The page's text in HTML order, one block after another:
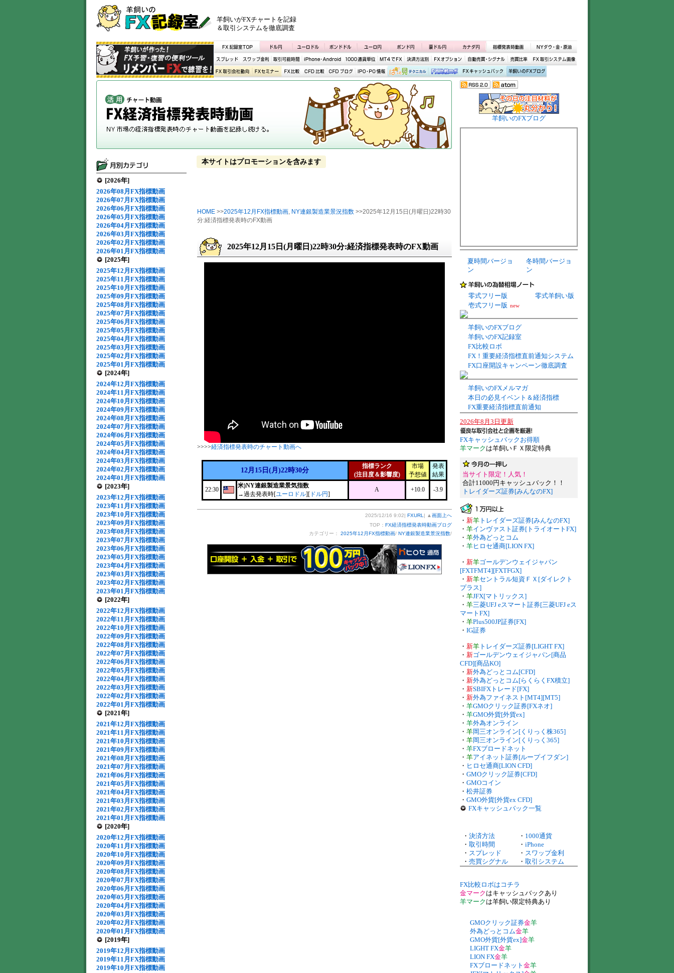
羊飼いがFXチャートを記録
＆取引システムを徹底調査
[2026年]
2026年08月FX指標動画
2026年07月FX指標動画
2026年06月FX指標動画
2026年05月FX指標動画
2026年04月FX指標動画
2026年03月FX指標動画
2026年02月FX指標動画
2026年01月FX指標動画
[2025年]
2025年12月FX指標動画
2025年11月FX指標動画
2025年10月FX指標動画
2025年09月FX指標動画
2025年08月FX指標動画
2025年07月FX指標動画
2025年06月FX指標動画
2025年05月FX指標動画
2025年04月FX指標動画
2025年03月FX指標動画
2025年02月FX指標動画
2025年01月FX指標動画
[2024年]
2024年12月FX指標動画
2024年11月FX指標動画
2024年10月FX指標動画
2024年09月FX指標動画
2024年08月FX指標動画
2024年07月FX指標動画
2024年06月FX指標動画
2024年05月FX指標動画
2024年04月FX指標動画
2024年03月FX指標動画
2024年02月FX指標動画
2024年01月FX指標動画
[2023年]
2023年12月FX指標動画
2023年11月FX指標動画
2023年10月FX指標動画
2023年09月FX指標動画
2023年08月FX指標動画
2023年07月FX指標動画
2023年06月FX指標動画
2023年05月FX指標動画
2023年04月FX指標動画
2023年03月FX指標動画
2023年02月FX指標動画
2023年01月FX指標動画
[2022年]
2022年12月FX指標動画
2022年11月FX指標動画
2022年10月FX指標動画
2022年09月FX指標動画
2022年08月FX指標動画
2022年07月FX指標動画
2022年06月FX指標動画
2022年05月FX指標動画
2022年04月FX指標動画
2022年03月FX指標動画
2022年02月FX指標動画
2022年01月FX指標動画
[2021年]
2021年12月FX指標動画
2021年11月FX指標動画
2021年10月FX指標動画
2021年09月FX指標動画
2021年08月FX指標動画
2021年07月FX指標動画
2021年06月FX指標動画
2021年05月FX指標動画
2021年04月FX指標動画
2021年03月FX指標動画
2021年02月FX指標動画
2021年01月FX指標動画
[2020年]
2020年12月FX指標動画
2020年11月FX指標動画
2020年10月FX指標動画
2020年09月FX指標動画
2020年08月FX指標動画
2020年07月FX指標動画
2020年06月FX指標動画
2020年05月FX指標動画
2020年04月FX指標動画
2020年03月FX指標動画
2020年02月FX指標動画
2020年01月FX指標動画
[2019年]
2019年12月FX指標動画
2019年11月FX指標動画
2019年10月FX指標動画
本サイトはプロモーションを含みます
HOME >>2025年12月FX指標動画, NY連銀製造業景況指数 >>2025年12月15日(月曜日)22時30
分:経済指標発表時のFX動画
2025年12月15日(月曜日)22時30分:経済指標発表時のFX動画
>>>>経済指標発表時のチャート動画へ
12月15日(月)22時30分
指標ランク
(注目度＆影響度)
市場
予想値
発表
結果
22:30
米)NY連銀製造業景気指数
→過去発表時[ユーロドル][ ドル円]
A +10.0 -3.9
2025/12/16 9:02| FXURL | ▲ 画面上へ
TOP： FX経済指標発表時動画ブログ
カテゴリー： 2025年12月FX指標動画/ NY連銀製造業景況指数/
羊飼いのFXブログ
夏時間バージョ
ン
冬時間バージョ
ン
零式フリー版
零式羊飼い版
壱式フリー版 new
羊飼いのFXブログ
羊飼いのFX記録室
FX比較ロボ
FX！重要経済指標直前通知システム
FX口座開設キャンペーン徹底調査
羊飼いのFXメルマガ
本日の必見イベント＆経済指標
FX重要経済指標直前通知
2026年8月3日更新
FXキャッシュバックお得順
羊マーク は羊飼いＦＸ限定特典
当サイト限定！人気！
合計11000円キャッシュバック！！
トレイダーズ証券[みんなのFX]
・ 新羊 トレイダーズ証券[みんなのFX]
・ 羊インヴァスト証券[トライオートFX]
・ 羊外為どっとコム
・ 羊ヒロセ通商[LION FX]
・ 新羊ゴールデンウェイジャパン
[FXTFMT4][FXTFGX]
・ 新羊セントラル短資ＦＸ[ダイレクト
プラス]
・ 羊JFX[マトリックス]
・ 羊三菱UFJ eスマート証券[三菱UFJ eス
マートFX]
・ 羊Plus500JP証券[FX]
・ IG証券
・ 新羊 トレイダーズ証券[LIGHT FX]
・ 新ゴールデンウェイジャパン[商品
CFD][商品KO]
・ 新外為どっとコム[CFD]
・ 新外為どっとコム[らくらくFX積立]
・ 新SBIFXトレード[FX]
・ 新外為ファイネスト[MT4][MT5]
・ 羊GMOクリック証券[FXネオ]
・ 羊GMO外貨[外貨ex]
・ 羊外為オンライン
・ 羊岡三オンライン[くりっく株365]
・ 羊岡三オンライン[くりっく365]
・ 羊FXブロードネット
・ 羊アイネット証券[ループイフダン]
・ ヒロセ通商[LION CFD]
・ GMOクリック証券[CFD]
・ GMOコイン
・ 松井証券
・ GMO外貨[外貨ex CFD]
FXキャッシュバック一覧
・ 決済方法 ・ 1000通貨
・ 取引時間 ・ iPhone
・ スプレッド ・ スワップ金利
・ 売買シグナル ・ 取引システム
FX比較ロボはコチラ
金マーク はキャッシュバックあり
羊マーク は羊飼い限定特典あり
GMOクリック証券金羊
外為どっとコム金羊
GMO外貨[外貨ex]金羊
LIGHT FX金羊
LION FX金羊
FXブロードネット 金羊